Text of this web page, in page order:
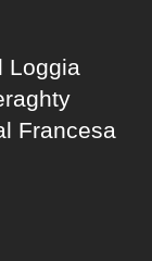
Loggia
Francesa